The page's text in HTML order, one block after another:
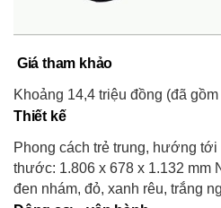
Giá tham khảo
Khoảng 14,4 triệu đồng (đã
Thiết kế
Phong cách trẻ trung, hướng
thước: 1.806 x 678 x 1.132 mm
đen nhám, đỏ, xanh rêu, trắng